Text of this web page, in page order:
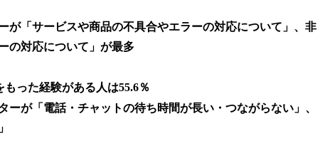
「サービスや商品の不具合やエラーの対応について」、非
の対応について」が最多
った経験がある人は55.6％
が「電話・チャットの待ち時間が長い・つながらない」、